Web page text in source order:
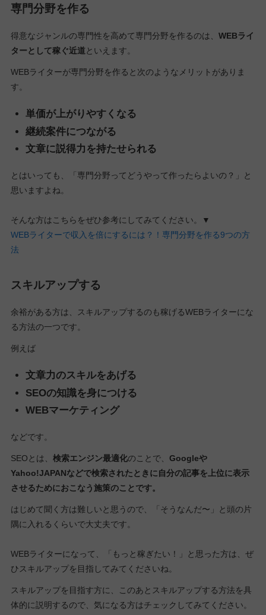
専門分野を作る
得意なジャンルの専門性を高めて専門分野を作るのは、 WEBライ
ターとして稼ぐ近道といえます。
WEBライターが専門分野を作ると次のようなメリットがありま
す。
単価が上がりやすくなる
継続案件につながる
文章に説得力を持たせられる
とはいっても、「専門分野ってどうやって作ったらよいの？」と
思いますよね。
そんな方はこちらをぜひ参考にしてみてください。▼
WEBライターで収入を倍にするには？！専門分野を作る9つの方
法
スキルアップする
余裕がある方は、スキルアップするのも稼げるWEBライターにな
る方法の一つです。
例えば
文章力のスキルをあげる
SEOの知識を身につける
WEBマーケティング
などです。
SEOとは、 検索エンジン最適化のことで、 Googleや
Yahoo!JAPANなどで検索されたときに自分の記事を上位に表示
させるためにおこなう施策のことです。
はじめて聞く方は難しいと思うので、「そうなんだ〜」と頭の片
隅に入れるくらいで大丈夫です。
WEBライターになって、「もっと稼ぎたい！」と思った方は、ぜ
ひスキルアップを目指してみてくださいね。
スキルアップを目指す方に、このあとスキルアップする方法を具
体的に説明するので、気になる方はチェックしてみてください。